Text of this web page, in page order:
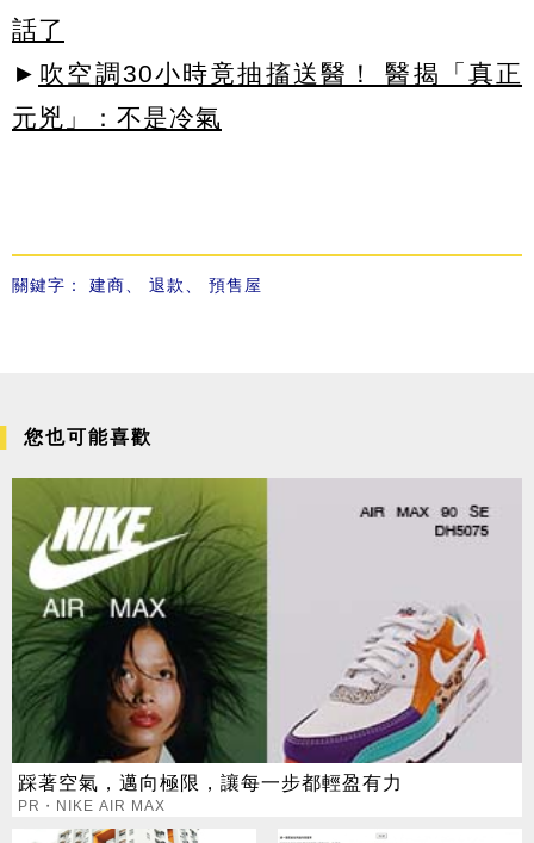
話了
► 吹空調30小時竟抽搐送醫！ 醫揭「真正
元兇」：不是冷氣
關鍵字： 建商 退款 預售屋
您也可能喜歡
踩著空氣，邁向極限，讓每一步都輕盈有力
PR・NIKE AIR MAX